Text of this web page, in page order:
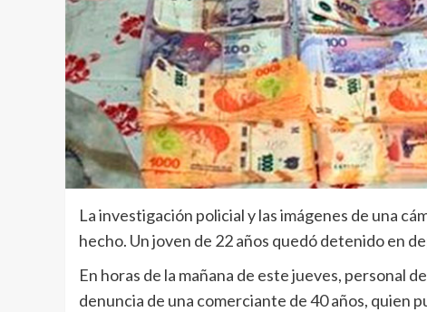
La investigación policial y las imágenes de una
hecho. Un joven de 22 años quedó detenido en
En horas de la mañana de este jueves, personal
denuncia de una comerciante de 40 años, quien